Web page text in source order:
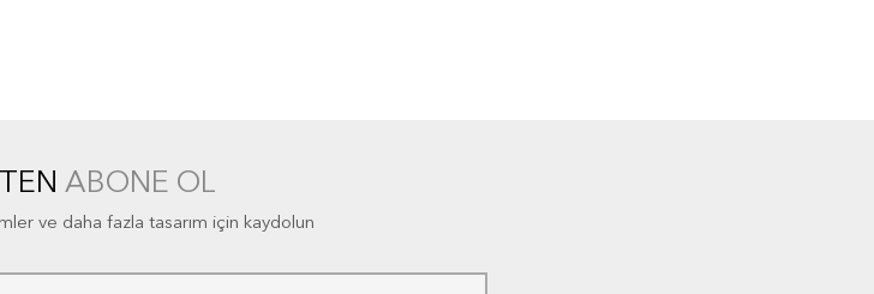
ABONE OL
ve daha fazla tasarım için kaydolun